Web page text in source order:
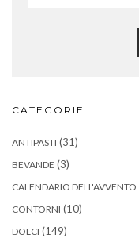
CATEGORIE
ANTIPASTI (31)
BEVANDE (3)
CALENDARIO DELL'AVVENTO
CONTORNI (10)
DOLCI (149)